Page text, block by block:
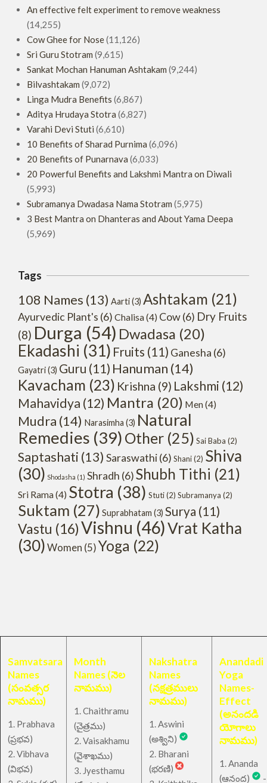
An effective felt experiment to remove weakness
(14,255)
Cow Ghee for Nose(11,126)
Sri Guru Stotram (9,615)
Sankat Mochan Hanuman Ashtakam (9,244)
Bilvashtakam (9,072)
Linga Mudra Benefits (6,867)
Aditya Hrudaya Stotra (6,827)
Varahi Devi Stuti (6,610)
10 Benefits of Sharad Purnima (6,096)
20 Benefits of Punarnava (6,033)
20 Powerful Benefits and Lakshmi Mantra on Diwali
(5,993)
Subramanya Dwadasa Nama Stotram (5,975)
3 Best Mantra on Dhanteras and About Yama Deepa
(5,969)
Tags
108 Names (13) Aarti(3) Ashtakam (21)
Ayurvedic Plant's (6) Chalisa(4) Cow(6) Dry Fruits
(8) Durga (54) Dwadasa (20)
Ekadashi (31) Fruits (11) Ganesha (6)
Gayatri(3) Guru (11) Hanuman (14)
Kavacham (23) Krishna (9) Lakshmi (12)
Mahavidya (12) Mantra (20) Men(4)
Mudra (14) Narasimha (3) Natural
Remedies (39) Other (25) Sai Baba (2)
Saptashati (13) Saraswathi(6) Shani(2) Shiva
(30) Shodasha (1) Shradh (6)Shubh Tithi (21)
Sri Rama(4) Stotra (38) Stuti(2) Subramanya (2)
Suktam (27) Suprabhatam (3) Surya (11)
Vastu (16)Vishnu (46)Vrat Katha
(30)Women (5)Yoga (22)
Samvatsara
Names
(సంవత్సర
నామము)
1. Prabhava
(ప్రభవ)
2. Vibhava
(విభవ)
Month
Names (నెల
నామము)
1. Chaithramu
(చైత్రము)
2. Vaisakhamu
(వైశాఖము)
3. Jyesthamu
Nakshatra
Names
(నక్షత్రములు
నామము)
1. Aswini
(అశ్విని)
2. Bharani
(భరణి)
Anandadi
Yoga
Names-
Effect
(అనందడి
యోగాలు
నామము)
1. Ananda
(ఆనంద)
-